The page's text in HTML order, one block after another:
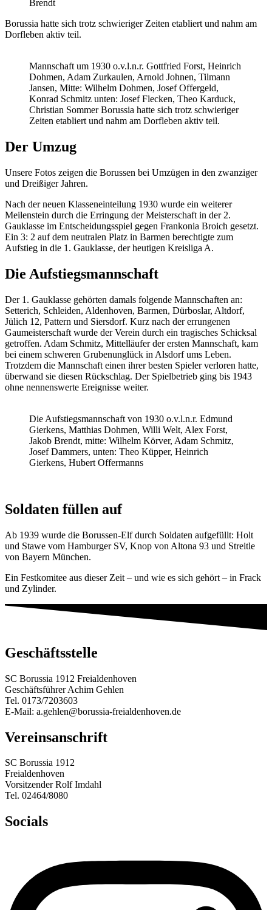
Brendt
Borussia hatte sich trotz schwieriger Zeiten etabliert und nahm am
Dorfleben aktiv teil.
Mannschaft um 1930 o.v.l.n.r. Gottfried Forst, Heinrich
Dohmen, Adam Zurkaulen, Arnold Johnen, Tilmann
Jansen, Mitte: Wilhelm Dohmen, Josef Offergeld,
Konrad Schmitz unten: Josef Flecken, Theo Karduck,
Christian Sommer Borussia hatte sich trotz schwieriger
Zeiten etabliert und nahm am Dorfleben aktiv teil.
Der Umzug
Unsere Fotos zeigen die Borussen bei Umzügen in den zwanziger
und Dreißiger Jahren.
Nach der neuen Klasseneinteilung 1930 wurde ein weiterer
Meilenstein durch die Erringung der Meisterschaft in der 2.
Gauklasse im Entscheidungsspiel gegen Frankonia Broich gesetzt.
Ein 3: 2 auf dem neutralen Platz in Barmen berechtigte zum
Aufstieg in die 1. Gauklasse, der heutigen Kreisliga A.
Die Aufstiegsmannschaft
Der 1. Gauklasse gehörten damals folgende Mannschaften an:
Setterich, Schleiden, Aldenhoven, Barmen, Dürboslar, Altdorf,
Jülich 12, Pattern und Siersdorf. Kurz nach der errungenen
Gaumeisterschaft wurde der Verein durch ein tragisches Schicksal
getroffen. Adam Schmitz, Mittelläufer der ersten Mannschaft, kam
bei einem schweren Grubenunglück in Alsdorf ums Leben.
Trotzdem die Mannschaft einen ihrer besten Spieler verloren hatte,
überwand sie diesen Rückschlag. Der Spielbetrieb ging bis 1943
ohne nennenswerte Ereignisse weiter.
Die Aufstiegsmannschaft von 1930 o.v.l.n.r. Edmund
Gierkens, Matthias Dohmen, Willi Welt, Alex Forst,
Jakob Brendt, mitte: Wilhelm Körver, Adam Schmitz,
Josef Dammers, unten: Theo Küpper, Heinrich
Gierkens, Hubert Offermanns
Soldaten füllen auf
Ab 1939 wurde die Borussen-Elf durch Soldaten aufgefüllt: Holt
und Stawe vom Hamburger SV, Knop von Altona 93 und Streitle
von Bayern München.
Ein Festkomitee aus dieser Zeit – und wie es sich gehört – in Frack
und Zylinder.
Geschäftsstelle
SC Borussia 1912 Freialdenhoven
Geschäftsführer Achim Gehlen
Tel. 0173/7203603
E-Mail: a.gehlen@borussia-freialdenhoven.de
Vereinsanschrift
SC Borussia 1912
Freialdenhoven
Vorsitzender Rolf Imdahl
Tel. 02464/8080
Socials